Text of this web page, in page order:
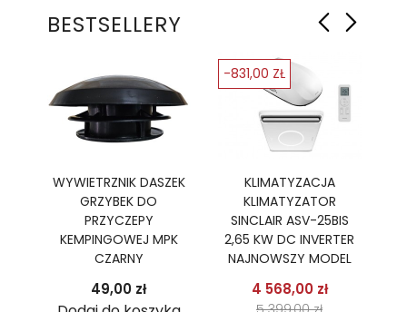
BESTSELLERY
WYWIETRZNIK DASZEK
GRZYBEK DO
PRZYCZEPY
KEMPINGOWEJ MPK
CZARNY
49,00 złCena
KLIMATYZACJA
KLIMATYZATOR
SINCLAIR ASV-25BIS
2,65 KW DC INVERTER
NAJNOWSZY MODEL
4 568,00 złCena
Cena
-831,00 ZŁ